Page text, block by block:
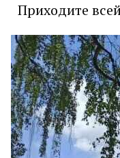
Приходите